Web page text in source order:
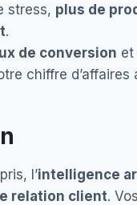
stress, plus de
.
de conversion et
chiffre d’affaires
l’intelligence
relation client.